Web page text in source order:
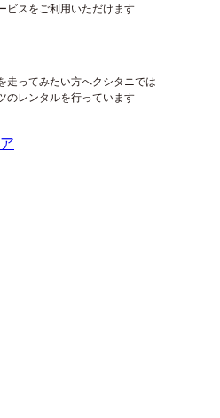
ビスをご利用いただけます
走ってみたい方へクシタニでは
のレンタルを行っています